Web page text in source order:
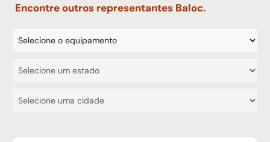
Encontre outros representantes Baloc.